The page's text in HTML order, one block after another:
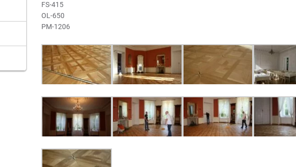
FS-415
OL-650
PM-1206